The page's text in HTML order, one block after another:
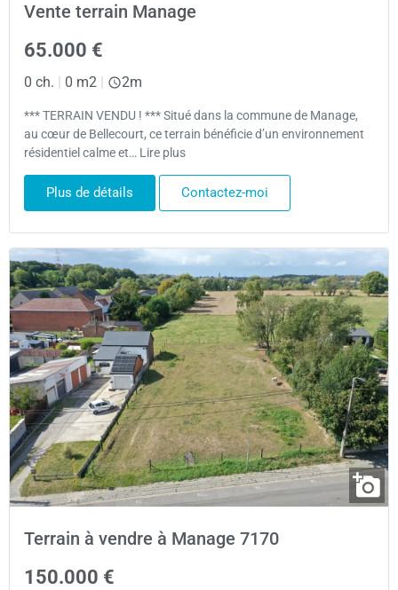
Vente terrain Manage
65.000 €
0 ch. 0 m2 2m
*** TERRAIN VENDU ! *** Situé dans la commune de Manage,
au cœur de Bellecourt, ce terrain bénéficie d’un environnement
résidentiel calme et… Lire plus
Plus de détails Contactez-moi
Terrain à vendre à Manage 7170
150.000 €